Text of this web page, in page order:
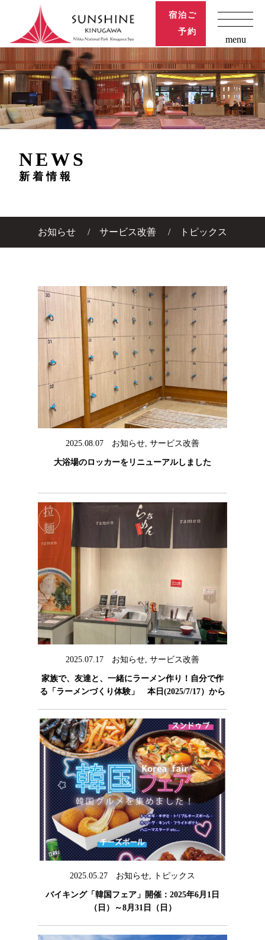
宿泊ご
予約
menu
NEWS
新着情報
お知らせ サービス改善 トピックス
2025.08.07 お知らせ, サービス改善
大浴場のロッカーをリニューアルしました
2025.07.17 お知らせ, サービス改善
家族で、友達と、一緒にラーメン作り！自分で作
る「ラーメンづくり体験」 本日(2025/7/17）から
2025.05.27 お知らせ, トピックス
バイキング「韓国フェア」開催：2025年6月1日
（日）～8月31日（日）